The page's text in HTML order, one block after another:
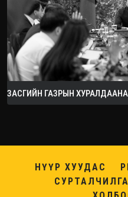
ЗАСГИЙН ГАЗРЫН
НҮҮР ХУУДАС